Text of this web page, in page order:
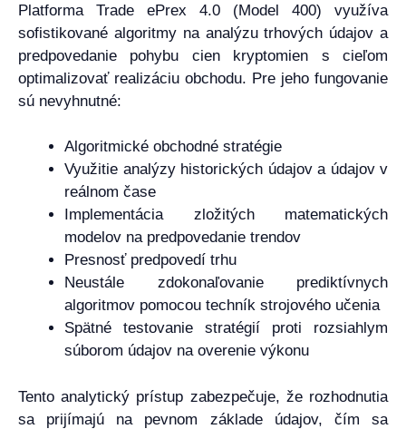
Platforma Trade ePrex 4.0 (Model 400) využíva
sofistikované algoritmy na analýzu trhových údajov a
predpovedanie pohybu cien kryptomien s cieľom
optimalizovať realizáciu obchodu. Pre jeho fungovanie
sú nevyhnutné:
Algoritmické obchodné stratégie
Využitie analýzy historických údajov a údajov v
reálnom čase
Implementácia zložitých matematických
modelov na predpovedanie trendov
Presnosť predpovedí trhu
Neustále zdokonaľovanie prediktívnych
algoritmov pomocou techník strojového učenia
Spätné testovanie stratégií proti rozsiahlym
súborom údajov na overenie výkonu
Tento analytický prístup zabezpečuje, že rozhodnutia
sa prijímajú na pevnom základe údajov, čím sa